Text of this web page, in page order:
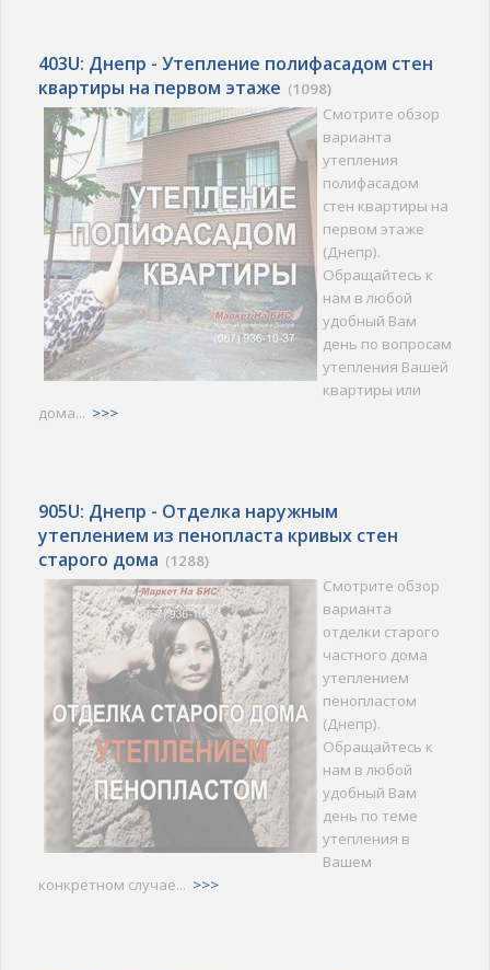
403U: Днепр - Утепление полифасадом стен
квартиры на первом этаже (1098)
Смотрите обзор
варианта
утепления
полифасадом
стен квартиры на
первом этаже
(Днепр).
Обращайтесь к
нам в любой
удобный Вам
день по вопросам
утепления Вашей
квартиры или
дома... >>>
905U: Днепр - Отделка наружным
утеплением из пенопласта кривых стен
старого дома (1288)
Смотрите обзор
варианта
отделки старого
частного дома
утеплением
пенопластом
(Днепр).
Обращайтесь к
нам в любой
удобный Вам
день по теме
утепления в
Вашем
конкретном случае... >>>